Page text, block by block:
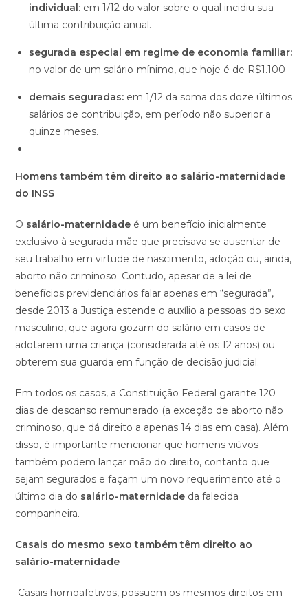
individual : em 1/12 do valor sobre o qual incidiu sua
última contribuição anual.
segurada especial em regime de economia familiar:
no valor de um salário-mínimo, que hoje é de R$1.100
demais seguradas: em 1/12 da soma dos doze últimos
salários de contribuição, em período não superior a
quinze meses.
Homens também têm direito ao salário-maternidade
do INSS
O salário-maternidade é um benefício inicialmente
exclusivo à segurada mãe que precisava se ausentar de
seu trabalho em virtude de nascimento, adoção ou, ainda,
aborto não criminoso. Contudo, apesar de a lei de
benefícios previdenciários falar apenas em “segurada”,
desde 2013 a Justiça estende o auxílio a pessoas do sexo
masculino, que agora gozam do salário em casos de
adotarem uma criança (considerada até os 12 anos) ou
obterem sua guarda em função de decisão judicial.
Em todos os casos, a Constituição Federal garante 120
dias de descanso remunerado (a exceção de aborto não
criminoso, que dá direito a apenas 14 dias em casa). Além
disso, é importante mencionar que homens viúvos
também podem lançar mão do direito, contanto que
sejam segurados e façam um novo requerimento até o
último dia do salário-maternidade da falecida
companheira.
Casais do mesmo sexo também têm direito ao
salário-maternidade
Casais homoafetivos, possuem os mesmos direitos em